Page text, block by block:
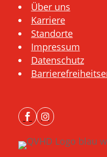
Über uns
Karriere
Standorte
Impressum
Datenschutz
 